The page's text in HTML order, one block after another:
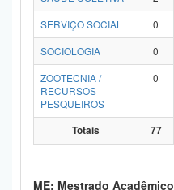
SERVIÇO SOCIAL
0
SOCIOLOGIA
0
ZOOTECNIA /
RECURSOS
PESQUEIROS
0
Totais 77
ME: Mestrado Acadêmico